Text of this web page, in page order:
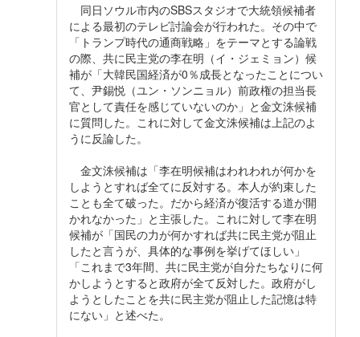
同日ソウル市内のSBSスタジオで大統領候補者
による最初のテレビ討論会が行われた。その中で
「トランプ時代の通商戦略」をテーマとする論戦
の際、共に民主党の李在明（イ・ジェミョン）候
補が「大韓民国経済が0％成長となったことについ
て、尹錫悦（ユン・ソンニョル）前政権の担当長
官として責任を感じていないのか」と金文洙候補
に質問した。これに対して金文洙候補は上記のよ
うに反論した。
金文洙候補は「李在明候補はわれわれが何かを
しようとすれば全てに反対する。本人が約束した
ことも全て破った。だから経済が復活する道が開
かれなかった」と主張した。これに対して李在明
候補が「国民の力が何かすれば共に民主党が阻止
したと言うが、具体的な事例を挙げてほしい」
「これまで3年間、共に民主党が自分たちなりに何
かしようとすると政府が全て反対した。政府がし
ようとしたことを共に民主党が阻止した記憶は特
にない」と述べた。